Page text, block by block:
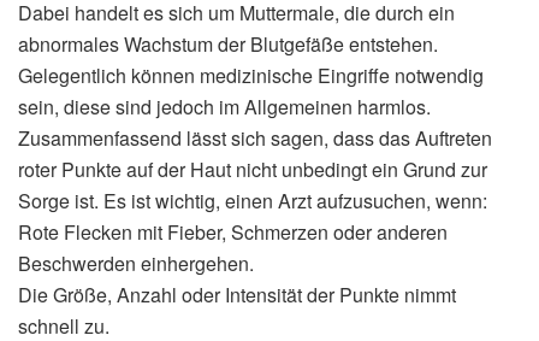
Dabei handelt es sich um Muttermale, die durch ein
abnormales Wachstum der Blutgefäße entstehen.
Gelegentlich können medizinische Eingriffe notwendig
sein, diese sind jedoch im Allgemeinen harmlos.
Zusammenfassend lässt sich sagen, dass das Auftreten
roter Punkte auf der Haut nicht unbedingt ein Grund zur
Sorge ist. Es ist wichtig, einen Arzt aufzusuchen, wenn:
Rote Flecken mit Fieber, Schmerzen oder anderen
Beschwerden einhergehen.
Die Größe, Anzahl oder Intensität der Punkte nimmt
schnell zu.